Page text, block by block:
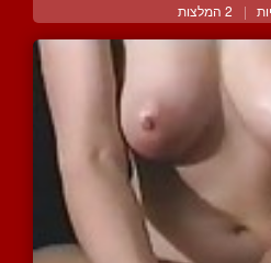
| 2 המלצות